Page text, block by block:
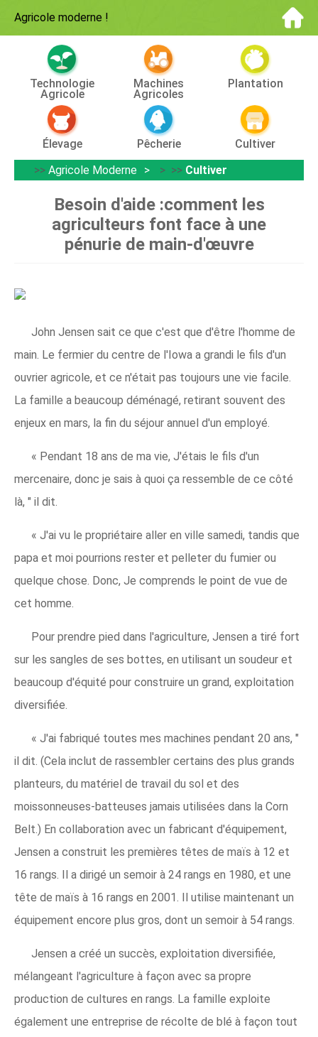
Agricole moderne !
Technologie
Agricole
Machines
Agricoles
Plantation
Élevage Pêcherie
Cultiver
>> Agricole Moderne > >> Cultiver
Besoin d'aide :comment les
agriculteurs font face à une
pénurie de main-d'œuvre
John Jensen sait ce que c'est que d'être l'homme de
main. Le fermier du centre de l'Iowa a grandi le fils d'un
ouvrier agricole, et ce n'était pas toujours une vie facile.
La famille a beaucoup déménagé, retirant souvent des
enjeux en mars, la fin du séjour annuel d'un employé.
« Pendant 18 ans de ma vie, J'étais le fils d'un
mercenaire, donc je sais à quoi ça ressemble de ce côté
là, " il dit.
« J'ai vu le propriétaire aller en ville samedi, tandis que
papa et moi pourrions rester et pelleter du fumier ou
quelque chose. Donc, Je comprends le point de vue de
cet homme.
Pour prendre pied dans l'agriculture, Jensen a tiré fort
sur les sangles de ses bottes, en utilisant un soudeur et
beaucoup d'équité pour construire un grand, exploitation
diversifiée.
« J'ai fabriqué toutes mes machines pendant 20 ans, "
il dit. (Cela inclut de rassembler certains des plus grands
planteurs, du matériel de travail du sol et des
moissonneuses-batteuses jamais utilisées dans la Corn
Belt.) En collaboration avec un fabricant d'équipement,
Jensen a construit les premières têtes de maïs à 12 et
16 rangs. Il a dirigé un semoir à 24 rangs en 1980, et une
tête de maïs à 16 rangs en 2001. Il utilise maintenant un
équipement encore plus gros, dont un semoir à 54 rangs.
Jensen a créé un succès, exploitation diversifiée,
mélangeant l'agriculture à façon avec sa propre
production de cultures en rangs. La famille exploite
également une entreprise de récolte de blé à façon tout